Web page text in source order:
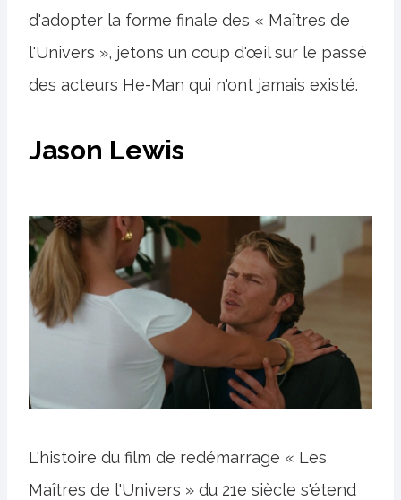
d'adopter la forme finale des « Maîtres de
l'Univers », jetons un coup d'œil sur le passé
des acteurs He-Man qui n'ont jamais existé.
Jason Lewis
L'histoire du film de redémarrage « Les
Maîtres de l'Univers » du 21e siècle s'étend